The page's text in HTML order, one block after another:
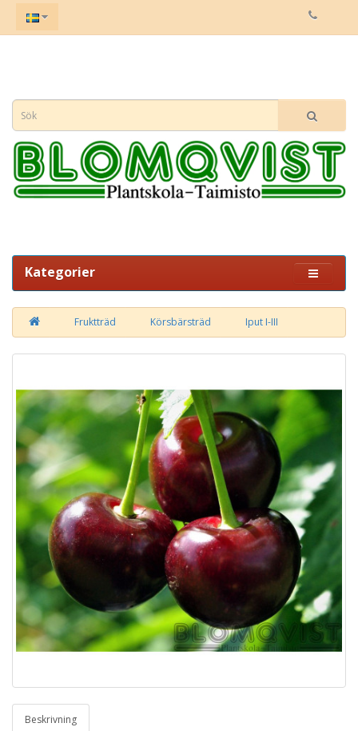
Kategorier
Fruktträd Körsbärsträd Iput I-III
Beskrivning